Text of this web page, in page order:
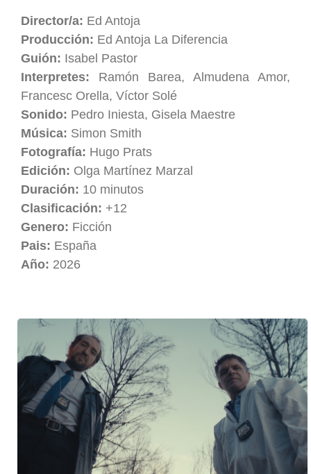
Director/a: Ed Antoja
Producción: Ed Antoja La Diferencia
Guión: Isabel Pastor
Interpretes: Ramón Barea, Almudena Amor,
Francesc Orella, Víctor Solé
Sonido: Pedro Iniesta, Gisela Maestre
Música: Simon Smith
Fotografía: Hugo Prats
Edición: Olga Martínez Marzal
Duración: 10 minutos
Clasificación: +12
Genero: Ficción
Pais: España
Año: 2026